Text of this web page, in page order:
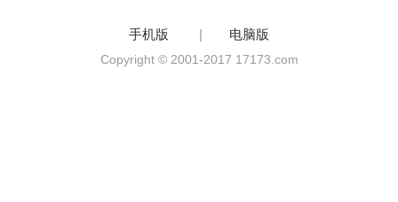
手机版 | 电脑版
Copyright © 2001-2017 17173.com